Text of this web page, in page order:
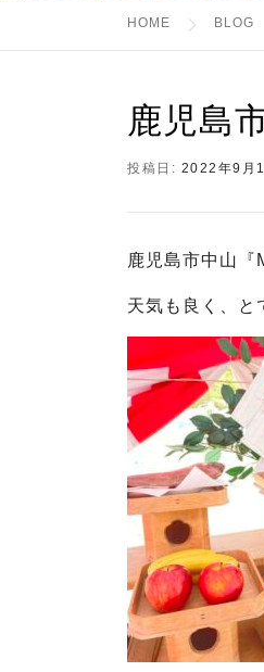
HOME BLOG
鹿児島
投稿日: 2022年9月
鹿児島市中山『
天気も良く、と